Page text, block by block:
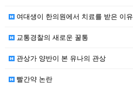
여대생이 한의원에서 치료를 받은 이유
교통경찰의 새로운 꿀통
관상가 양반이 본 유나의 관상
빨간약 논란